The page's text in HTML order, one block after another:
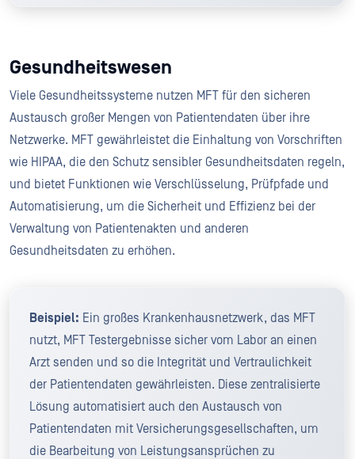
Gesundheitswesen
Viele Gesundheitssysteme nutzen MFT für den sicheren
Austausch großer Mengen von Patientendaten über ihre
Netzwerke. MFT gewährleistet die Einhaltung von Vorschriften
wie HIPAA, die den Schutz sensibler Gesundheitsdaten regeln,
und bietet Funktionen wie Verschlüsselung, Prüfpfade und
Automatisierung, um die Sicherheit und Effizienz bei der
Verwaltung von Patientenakten und anderen
Gesundheitsdaten zu erhöhen.
Beispiel: Ein großes Krankenhausnetzwerk, das MFT
nutzt, MFT Testergebnisse sicher vom Labor an einen
Arzt senden und so die Integrität und Vertraulichkeit
der Patientendaten gewährleisten. Diese zentralisierte
Lösung automatisiert auch den Austausch von
Patientendaten mit Versicherungsgesellschaften, um
die Bearbeitung von Leistungsansprüchen zu